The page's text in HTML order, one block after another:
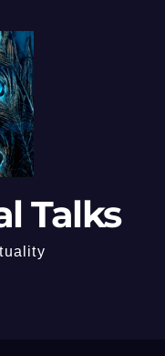
Talks